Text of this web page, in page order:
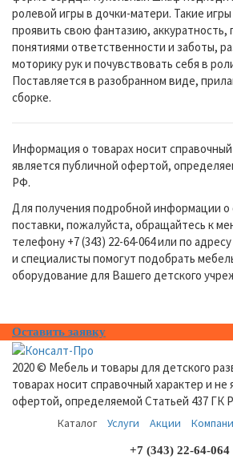
ролевой игры в дочки-матери. Такие
проявить свою фантазию, аккуратность,
понятиями ответственности и заботы,
моторику рук и почувствовать себя в
Поставляется в разобранном виде,
сборке.
Информация о товарах носит справочный
является публичной офертой,
РФ.
Для получения подробной информации о
поставки, пожалуйста, обращайтесь к
телефону +7 (343) 22-64-064 или по адресу
и специалисты помогут подобрать
оборудование для Вашего детского
Оставить заявку
2020 © Мебель и товары для детского
товарах носит справочный характер и не
офертой, определяемой Статьей 437 ГК
Каталог Услуги Акции
+7 (343) 22-64-064